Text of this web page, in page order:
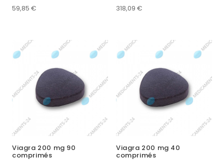
59,85 €
318,09 €
Viagra 200 mg 90
comprimés
Viagra 200 mg 40
comprimés